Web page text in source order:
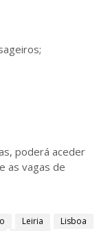
poderá aceder
as vagas de
Leiria
Lisboa